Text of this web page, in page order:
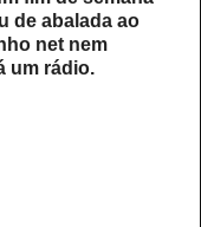
de abalada ao
net nem
um rádio.